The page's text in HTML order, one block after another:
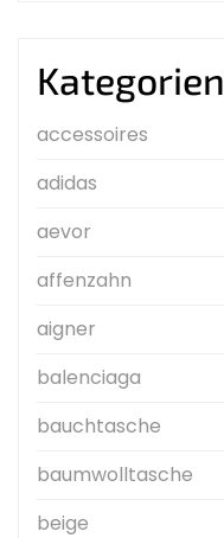
Kategorien
accessoires
adidas
aevor
affenzahn
aigner
balenciaga
bauchtasche
baumwolltasche
beige